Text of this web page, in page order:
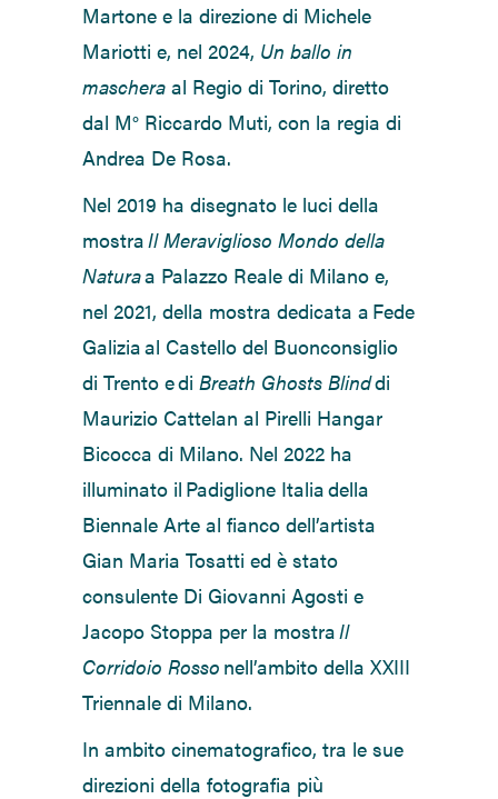
Martone e la direzione di Michele
Mariotti e, nel 2024, Un ballo in
maschera al Regio di Torino, diretto
dal M° Riccardo Muti, con la regia di
Andrea De Rosa.
Nel 2019 ha disegnato le luci della
mostraIl Meraviglioso Mondo della
Naturaa Palazzo Reale di Milano e,
nel 2021, della mostra dedicata a Fede
Galizia al Castello del Buonconsiglio
di Trento e di Breath Ghosts Blinddi
Maurizio Cattelan al Pirelli Hangar
Bicocca di Milano. Nel 2022 ha
illuminato il Padiglione Italia della
Biennale Arte al fianco dell’artista
Gian Maria Tosatti ed è stato
consulente Di Giovanni Agosti e
Jacopo Stoppa per la mostraIl
Corridoio Rosso nell’ambito della XXIII
Triennale di Milano.
In ambito cinematografico, tra le sue
direzioni della fotografia più